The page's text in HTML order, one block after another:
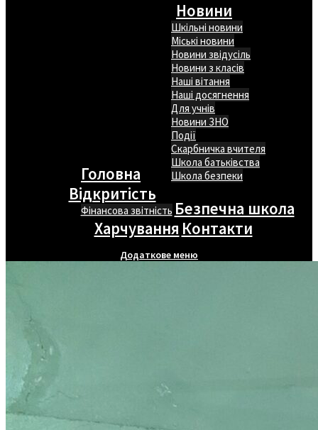
Головна
Новини
Шкільні новини
Міські новини
Новини звідусіль
Новини з класів
Наші вітання
Наші досягнення
Для учнів
Новини ЗНО
Події
Скарбничка вчителя
Школа батьківства
Школа безпеки
Відкритість
Фінансова звітність Безпечна школа
Харчування Контакти
Додаткове меню